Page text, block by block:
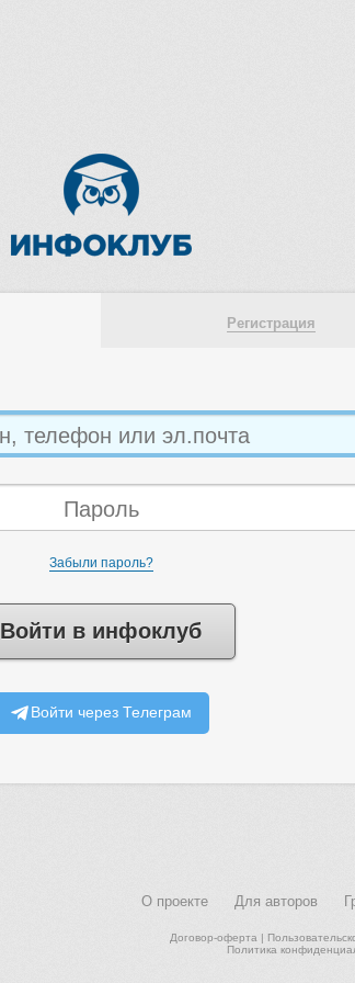
Регистрация
Забыли пароль?
Войти в инфоклуб
Войти через Телеграм
О проекте Для авторов
Договор-оферта |
Политика